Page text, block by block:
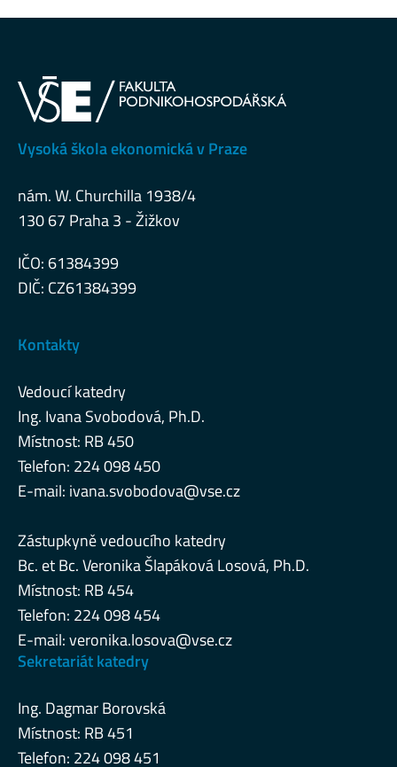
Vysoká škola ekonomická v Praze
nám. W. Churchilla 1938/4
130 67 Praha 3 - Žižkov
IČO: 61384399
DIČ: CZ61384399
Kontakty
Vedoucí katedry
Ing. Ivana Svobodová, Ph.D.
Místnost: RB 450
Telefon: 224 098 450
E-mail: ivana.svobodova@vse.cz
Zástupkyně vedoucího katedry
Bc. et Bc. Veronika Šlapáková Losová, Ph.D.
Místnost: RB 454
Telefon: 224 098 454
E-mail:veronika.losova@vse.cz
Sekretariát katedry
Ing. Dagmar Borovská
Místnost: RB 451
Telefon: 224 098 451